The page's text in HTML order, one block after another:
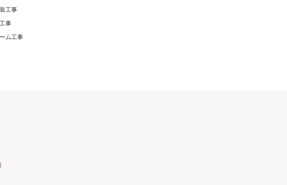
工事
事
ム工事